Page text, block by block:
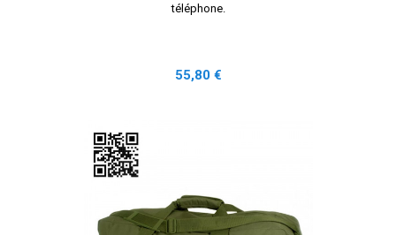
téléphone.
Prix
55,80 €